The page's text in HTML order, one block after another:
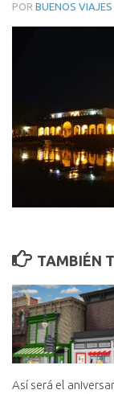
POR BUENOS VIAJES
TAMBIÉN
Así será el